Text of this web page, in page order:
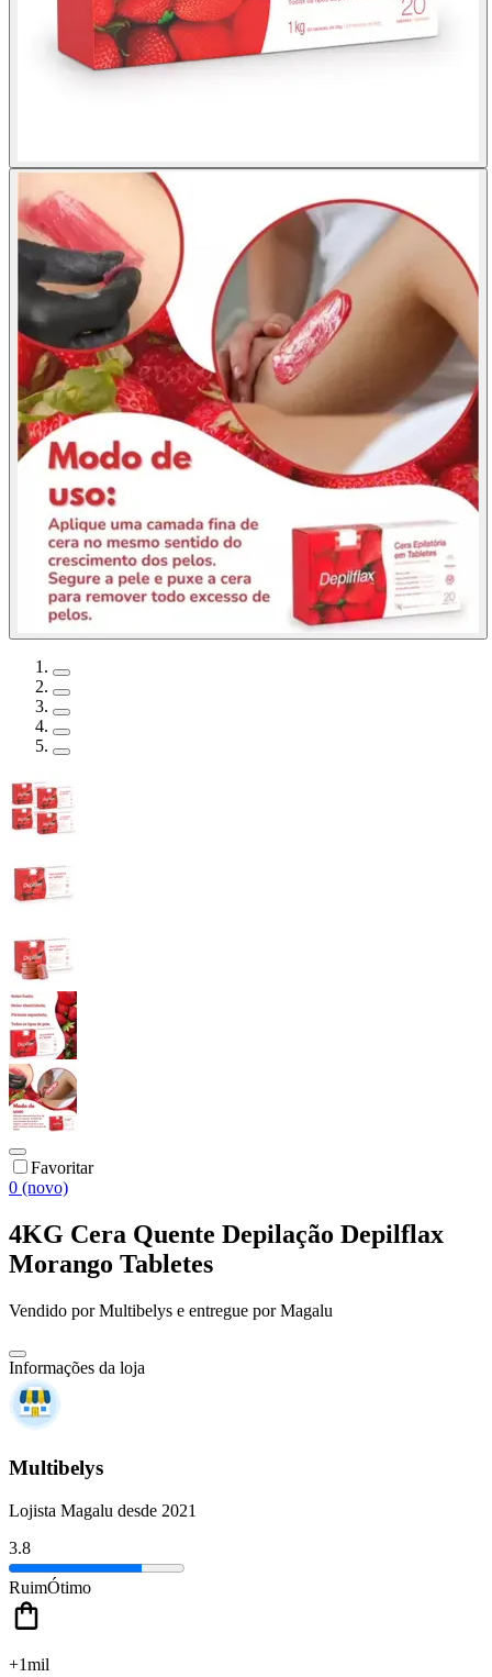
Favoritar
0 (novo)
4KG Cera Quente Depilação Depilflax
Morango Tabletes
Vendido porMultibelys e entregue por Magalu
Informações da loja
Multibelys
Lojista Magalu desde 2021
3.8
RuimÓtimo
+1mil